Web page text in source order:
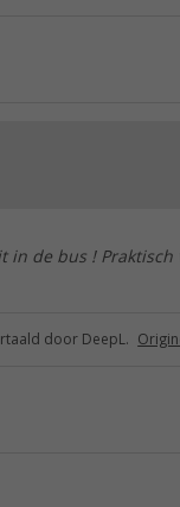
in de bus !
door DeepL.